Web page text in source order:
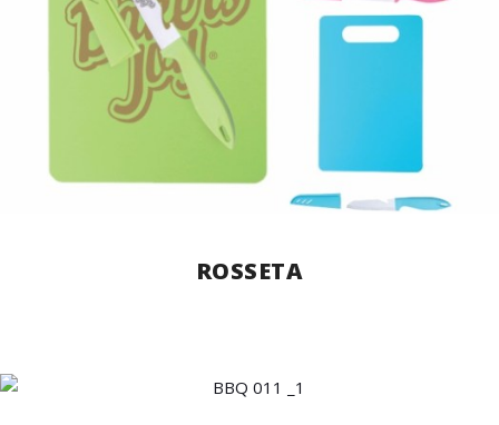
ROSSETA